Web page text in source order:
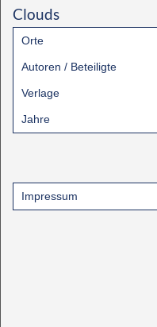
Clouds
Orte
Autoren / Beteiligte
Verlage
Jahre
Impressum